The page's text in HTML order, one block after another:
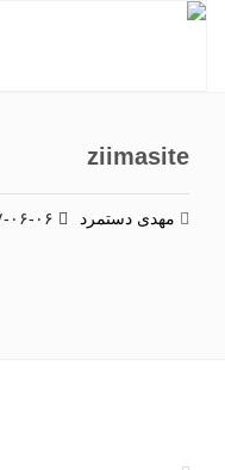
ziimasite
مهدی دستمرد